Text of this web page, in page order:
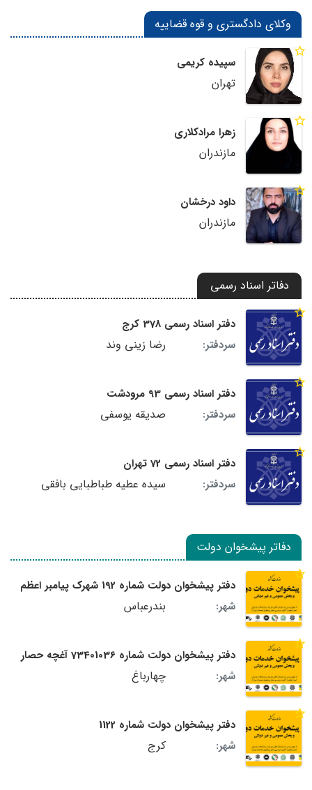
وکلای دادگستری و قوه قضاییه
سپیده کریمی
تهران
زهرا مرادکلاری
مازندران
داود درخشان
مازندران
دفاتر اسناد رسمی
دفتر اسناد رسمی 378 کرج
سردفتر:
رضا زینی وند
دفتر اسناد رسمی 93 مرودشت
سردفتر:
صدیقه یوسفی
دفتر اسناد رسمی 72 تهران
سردفتر:
سیده عطیه طباطبایی بافقی
دفاتر پیشخوان دولت
دفتر پیشخوان دولت شماره 192 شهرک پیامبر اعظم
شهر:
بندرعباس
دفتر پیشخوان دولت شماره 73401036 آغچه حصار
شهر:
چهارباغ
دفتر پیشخوان دولت شماره 1122
شهر:
کرج